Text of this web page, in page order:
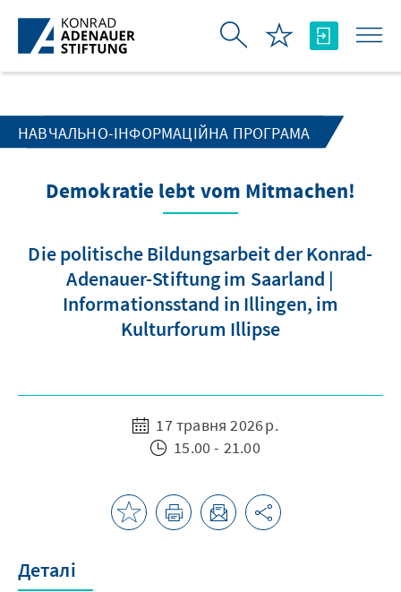
Skip to Main Content
НАВЧАЛЬНО-ІНФОРМАЦІЙНА ПРОГРАМА
Demokratie lebt vom Mitmachen!
Die politische Bildungsarbeit der Konrad-
Adenauer-Stiftung im Saarland |
Informationsstand in Illingen, im
Kulturforum Illipse
17 травня 2026 р.
15.00 - 21.00
Деталі